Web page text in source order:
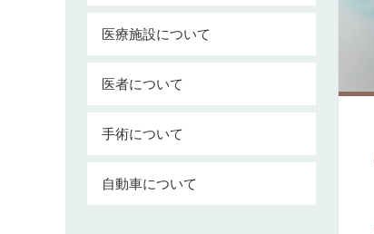
医療施設について
医者について
手術について
自動車について